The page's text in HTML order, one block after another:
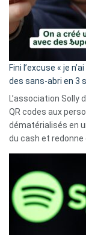
Fini l’excuse « je
des sans-abri en 3
L’association
QR codes aux
dématérialisés en
du cash et redonne